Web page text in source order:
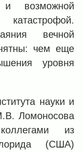
и возможной
вечной
чем еще
уровня
науки и
Ломоносова
из
(США)